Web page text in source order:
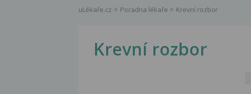
uLékaře.cz Poradna lékaře Krevní rozbor
Krevní rozbor